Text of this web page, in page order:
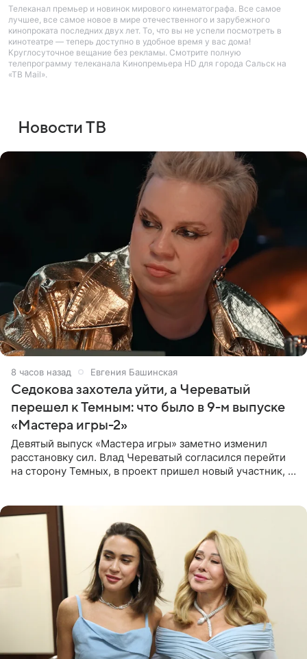
Телеканал премьер и новинок мирового кинематографа. Все самое
лучшее, все самое новое в мире отечественного и зарубежного
кинопроката последних двух лет. То, что вы не успели посмотреть в
кинотеатре — теперь доступно в удобное время у вас дома!
Круглосуточное вещание без рекламы. Смотрите полную
телепрограмму телеканала Кинопремьера HD для города Сальск на
«ТВ Mail».
Новости ТВ
8 часов назад Евгения Башинская
Седокова захотела уйти, а Череватый
перешел к Темным: что было в 9-м выпуске
«Мастера игры-2»
Девятый выпуск «Мастера игры» заметно изменил
расстановку сил. Влад Череватый согласился перейти
на сторону Темных, в проект пришел новый участник, а